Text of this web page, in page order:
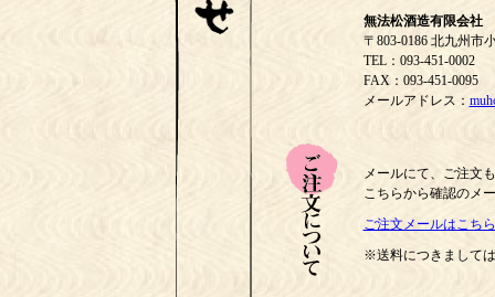
無法松酒造有限会社
〒803-0186 北九州市
TEL：093-451-0002
FAX：093-451-0095
メールアドレス：
メールにて、ご注文
こちらから確認のメ
ご注文メールはこちら
※送料につきまして